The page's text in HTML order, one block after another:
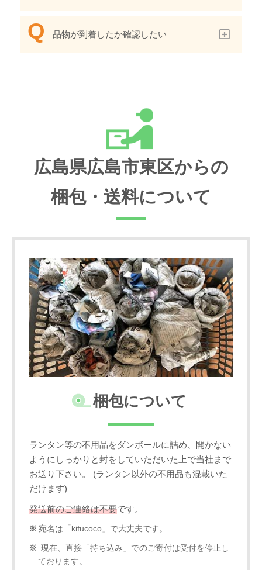
品物が到着したか確認したい
広島県広島市東区からの
梱包・送料について
梱包について
ランタン等の不用品をダンボールに詰め、開かない
ようにしっかりと封をしていただいた上で当社まで
お送り下さい。 (ランタン以外の不用品も混載いた
だけます)
発送前のご連絡は不要です。
宛名は「kifucoco」で大丈夫です。
現在、直接「持ち込み」でのご寄付は受付を停止し
ております。